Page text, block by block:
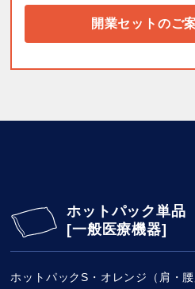
開業セットのご
ホットパック単品
[一般医療機器]
ホットパックS・オレンジ（肩・